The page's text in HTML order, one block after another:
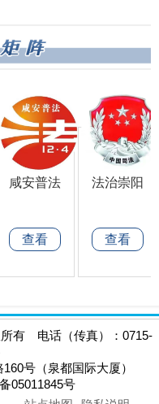
咸安普法
查看
法治崇阳
查看
有 电话（传真）：0715-
160号（泉都国际大厦）
备05011845号